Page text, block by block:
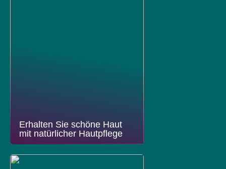
Erhalten Sie schöne Haut
mit natürlicher Hautpflege